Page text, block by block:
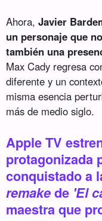
Ahora,Javier
un personaje que
también una
Max Cady regresa
diferente y un
misma esencia
más de medio siglo.
Apple TV
protagonizada
conquistado a
remakede 'El
maestra que